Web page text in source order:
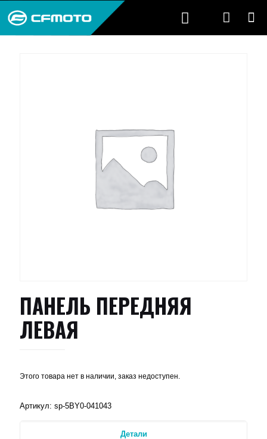
ПАНЕЛЬ ПЕРЕДНЯЯ
ЛЕВАЯ
Этого товара нет в наличии, заказ недоступен.
Артикул: sp-5BY0-041043
Детали